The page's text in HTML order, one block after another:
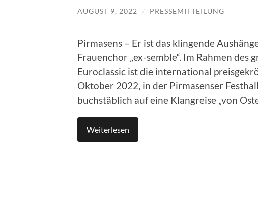
AUGUST 9, 2022 / PRESSEMITTEILUNG
Pirmasens – Er ist das klingende
Frauenchor „ex-semble“. Im Rahmen
Euroclassic ist die international
Oktober 2022, in der Pirmasenser
buchstäblich auf eine Klangreise „von
Weiterlesen